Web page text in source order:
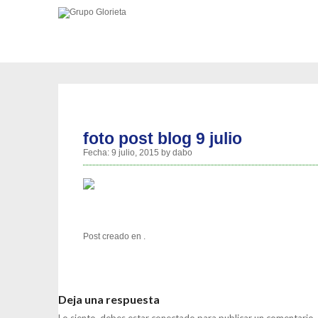
foto post blog 9 julio
Fecha: 9 julio, 2015 by dabo
Post creado en .
Deja una respuesta